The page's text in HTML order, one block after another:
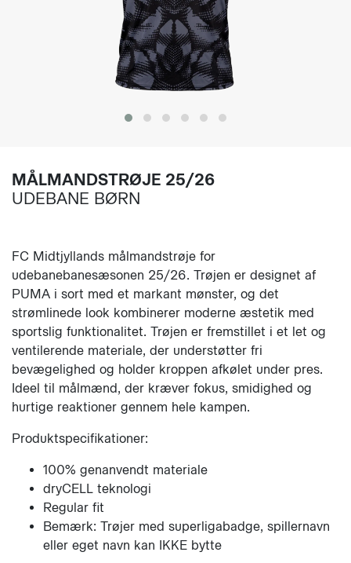
MÅLMANDSTRØJE 25/26
UDEBANE BØRN
FC Midtjyllands målmandstrøje for
udebanebanesæsonen 25/26. Trøjen er designet af
PUMA i sort med et markant mønster, og det
strømlinede look kombinerer moderne æstetik med
sportslig funktionalitet. Trøjen er fremstillet i et let og
ventilerende materiale, der understøtter fri
bevægelighed og holder kroppen afkølet under pres.
Ideel til målmænd, der kræver fokus, smidighed og
hurtige reaktioner gennem hele kampen.
Produktspecifikationer:
100% genanvendt materiale
dryCELL teknologi
Regular fit
Bemærk: Trøjer med superligabadge, spillernavn
eller eget navn kan IKKE bytte